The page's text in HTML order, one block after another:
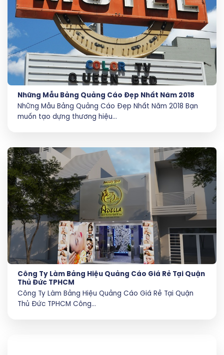
Những Mẫu Bảng Quảng Cáo Đẹp Nhất Năm 2018
Những Mẫu Bảng Quảng Cáo Đẹp Nhất Năm 2018 Bạn
muốn tạo dựng thương hiệu...
Công Ty Làm Bảng Hiệu Quảng Cáo Giá Rẻ Tại Quận
Thủ Đức TPHCM
Công Ty Làm Bảng Hiệu Quảng Cáo Giá Rẻ Tại Quận
Thủ Đức TPHCM Công...